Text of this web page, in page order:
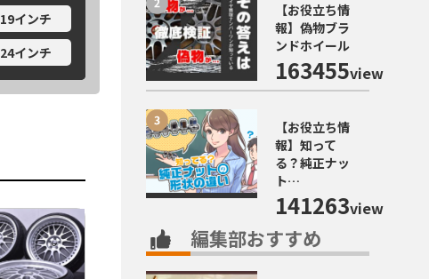
19インチ
24インチ
【お役立ち情
報】偽物ブラ
ンドホイール
163455view
【お役立ち情
報】知って
る？純正ナッ
ト…
141263view
編集部おすすめ